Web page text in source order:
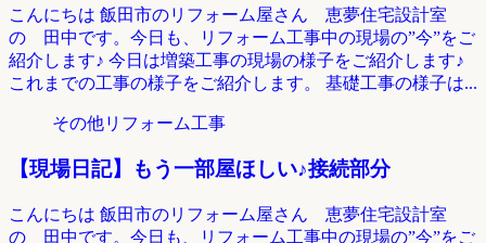
こんにちは 飯田市のリフォーム屋さん 恵夢住宅設計室
の 田中です。今日も、リフォーム工事中の現場の”今”をご
紹介します♪ 今日は増築工事の現場の様子をご紹介します♪
これまでの工事の様子をご紹介します。 基礎工事の様子は...
その他リフォーム工事
【現場日記】もう一部屋ほしい♪接続部分
こんにちは 飯田市のリフォーム屋さん 恵夢住宅設計室
の 田中です。今日も、リフォーム工事中の現場の”今”をご